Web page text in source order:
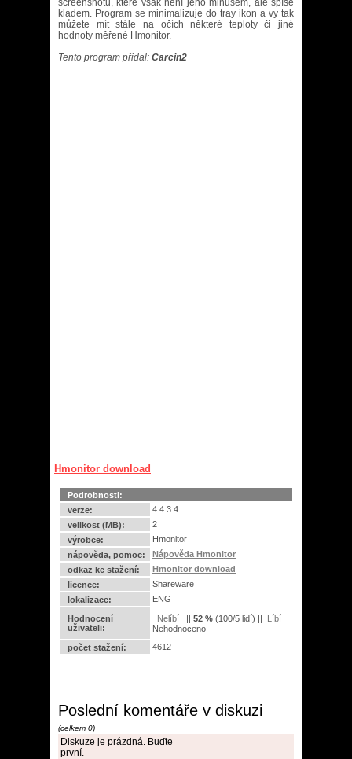
screenshotu, které však není jeho minusem, ale spíše
kladem. Program se minimalizuje do tray ikon a vy tak
můžete mít stále na očích některé teploty či jiné
hodnoty měřené Hmonitor.
Tento program přidal: Carcin2
Hmonitor download
Podrobnosti:
verze:
4.4.3.4
velikost (MB):
2
výrobce:
Hmonitor
nápověda, pomoc:
Nápověda Hmonitor
odkaz ke stažení:
Hmonitor download
licence:
Shareware
lokalizace:
ENG
Hodnocení
uživateli:
|| 52 % (100/5 lidí) ||
Nehodnoceno
počet stažení:
4612
Poslední komentáře v diskuzi
(celkem 0)
Diskuze je prázdná. Buďte
první.